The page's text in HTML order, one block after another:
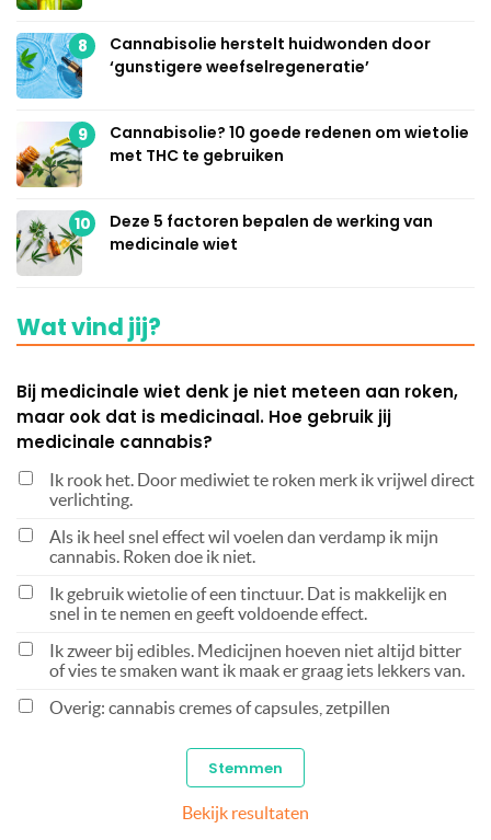
8
Cannabisolie herstelt huidwonden door
‘gunstigere weefselregeneratie’
9
Cannabisolie? 10 goede redenen om wietolie
met THC te gebruiken
10
Deze 5 factoren bepalen de werking van
medicinale wiet
Wat vind jij?
Bij medicinale wiet denk je niet meteen aan roken,
maar ook dat is medicinaal. Hoe gebruik jij
medicinale cannabis?
Ik rook het. Door mediwiet te roken merk ik vrijwel direct
verlichting.
Als ik heel snel effect wil voelen dan verdamp ik mijn
cannabis. Roken doe ik niet.
Ik gebruik wietolie of een tinctuur. Dat is makkelijk en
snel in te nemen en geeft voldoende effect.
Ik zweer bij edibles. Medicijnen hoeven niet altijd bitter
of vies te smaken want ik maak er graag iets lekkers van.
Overig: cannabis cremes of capsules, zetpillen
Bekijk resultaten